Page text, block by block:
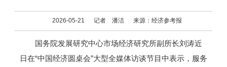
2026-05-21 记者 潘洁 来源：经济参考报
国务院发展研究中心市场经济研究所副所长刘涛近
日在“中国经济圆桌会”大型全媒体访谈节目中表示，服务